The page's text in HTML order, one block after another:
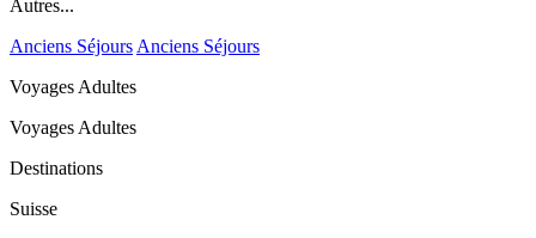
Autres...
Anciens Séjours Anciens Séjours
Voyages Adultes
Voyages Adultes
Destinations
Suisse